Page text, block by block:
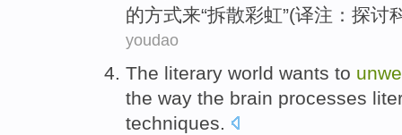
的方式来“拆散彩虹”(译注：探讨
youdao
The literary world wants to
the way the brain processes
techniques.